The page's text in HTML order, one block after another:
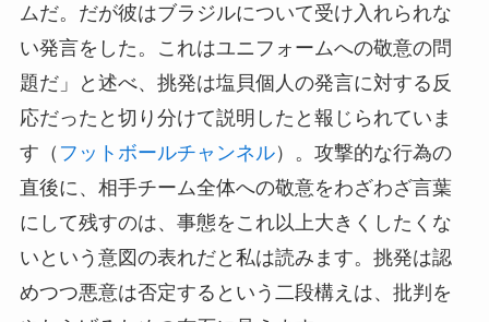
ムだ。だが彼はブラジルについて受け入れられな
い発言をした。これはユニフォームへの敬意の問
題だ」と述べ、挑発は塩貝個人の発言に対する反
応だったと切り分けて説明したと報じられていま
す（ フットボールチャンネル）。攻撃的な行為の
直後に、相手チーム全体への敬意をわざわざ言葉
にして残すのは、事態をこれ以上大きくしたくな
いという意図の表れだと私は読みます。挑発は認
めつつ悪意は否定するという二段構えは、批判を